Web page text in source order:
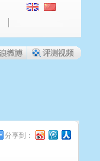
分享到：